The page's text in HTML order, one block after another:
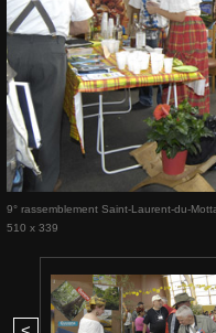
9° rassemblement Saint-Laurent-du-
510 x 339